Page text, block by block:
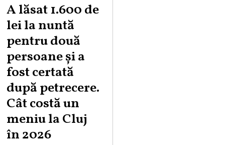
A lăsat 1.600 de
lei la nuntă
pentru două
persoane și a
fost certată
după petrecere.
Cât costă un
meniu la Cluj
în 2026